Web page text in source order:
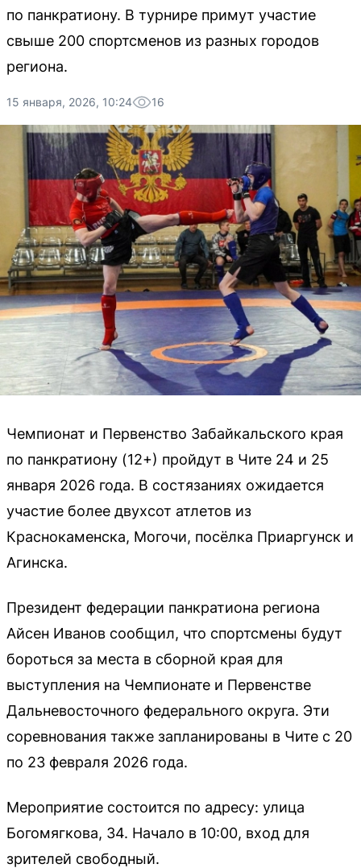
по панкратиону. В турнире примут участие
свыше 200 спортсменов из разных городов
региона.
15 января, 2026, 10:24 16
Чемпионат и Первенство Забайкальского края
по панкратиону (12+) пройдут в Чите 24 и 25
января 2026 года. В состязаниях ожидается
участие более двухсот атлетов из
Краснокаменска, Могочи, посёлка Приаргунск и
Агинска.
Президент федерации панкратиона региона
Айсен Иванов сообщил, что спортсмены будут
бороться за места в сборной края для
выступления на Чемпионате и Первенстве
Дальневосточного федерального округа. Эти
соревнования также запланированы в Чите с 20
по 23 февраля 2026 года.
Мероприятие состоится по адресу: улица
Богомягкова, 34. Начало в 10:00, вход для
зрителей свободный.